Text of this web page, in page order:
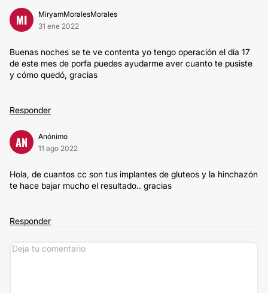
MI
MiryamMoralesMorales
31 ene 2022
Buenas noches se te ve contenta yo tengo operación el día 17
de este mes de porfa puedes ayudarme aver cuanto te pusiste
y cómo quedó, gracias
Responder
AN
Anónimo
11 ago 2022
Hola, de cuantos cc son tus implantes de gluteos y la hinchazón
te hace bajar mucho el resultado.. gracias
Responder